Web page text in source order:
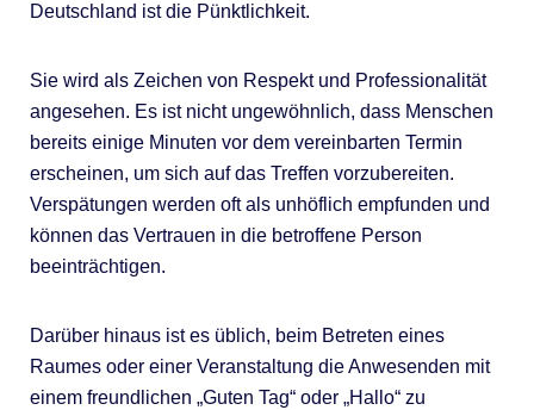
Deutschland ist die Pünktlichkeit.
Sie wird als Zeichen von Respekt und Professionalität
angesehen. Es ist nicht ungewöhnlich, dass Menschen
bereits einige Minuten vor dem vereinbarten Termin
erscheinen, um sich auf das Treffen vorzubereiten.
Verspätungen werden oft als unhöflich empfunden und
können das Vertrauen in die betroffene Person
beeinträchtigen.
Darüber hinaus ist es üblich, beim Betreten eines
Raumes oder einer Veranstaltung die Anwesenden mit
einem freundlichen „Guten Tag“ oder „Hallo“ zu